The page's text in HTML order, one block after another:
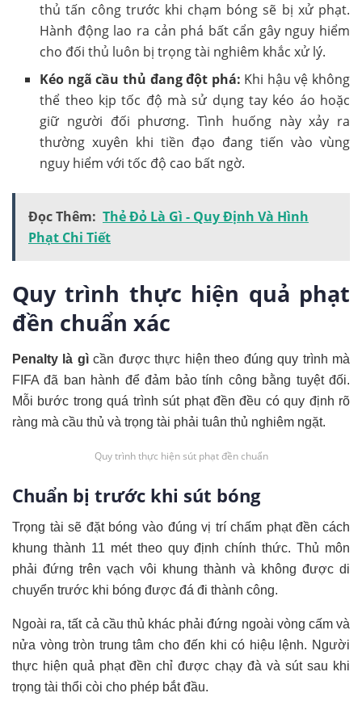
thủ tấn công trước khi chạm bóng sẽ bị xử phạt.
Hành động lao ra cản phá bất cẩn gây nguy hiểm
cho đối thủ luôn bị trọng tài nghiêm khắc xử lý.
Kéo ngã cầu thủ đang đột phá: Khi hậu vệ không
thể theo kịp tốc độ mà sử dụng tay kéo áo hoặc
giữ người đối phương. Tình huống này xảy ra
thường xuyên khi tiền đạo đang tiến vào vùng
nguy hiểm với tốc độ cao bất ngờ.
Đọc Thêm: Thẻ Đỏ Là Gì - Quy Định Và Hình
Phạt Chi Tiết
Quy trình thực hiện quả phạt
đền chuẩn xác
Penalty là gìcần được thực hiện theo đúng quy trình mà
FIFA đã ban hành để đảm bảo tính công bằng tuyệt đối.
Mỗi bước trong quá trình sút phạt đền đều có quy định rõ
ràng mà cầu thủ và trọng tài phải tuân thủ nghiêm ngặt.
Quy trình thực hiện sút phạt đền chuẩn
Chuẩn bị trước khi sút bóng
Trọng tài sẽ đặt bóng vào đúng vị trí chấm phạt đền cách
khung thành 11 mét theo quy định chính thức. Thủ môn
phải đứng trên vạch vôi khung thành và không được di
chuyển trước khi bóng được đá đi thành công.
Ngoài ra, tất cả cầu thủ khác phải đứng ngoài vòng cấm và
nửa vòng tròn trung tâm cho đến khi có hiệu lệnh. Người
thực hiện quả phạt đền chỉ được chạy đà và sút sau khi
trọng tài thổi còi cho phép bắt đầu.